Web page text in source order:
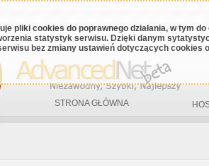
pliki cookies do poprawnego działania, w tym
statystyk serwisu. Dzięki danym
bez zmiany ustawień dotyczących cookies
STRONA GŁÓWNA